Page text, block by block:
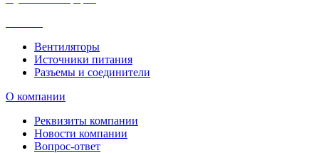
Вентиляторы
Источники питания
Разъемы и соединители
О компании
Реквизиты компании
Новости компании
Вопрос-ответ